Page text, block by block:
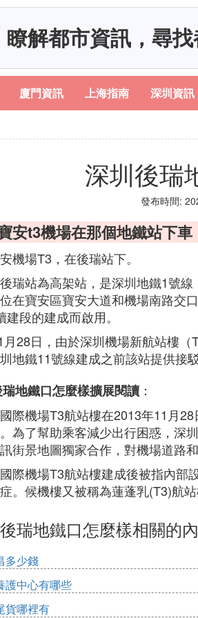
瞭解都市資訊，尋
廈門資訊 上海指南 深圳資訊
深圳後瑞
發布時間:
安t3機場在那個地鐵站下車
機場T3，在後瑞站下。
瑞站為高架站，是深圳地鐵1號
在寶安區寶安大道和機場南路交
段的建成而啟用。
28日，由於深圳機場新航站樓
地鐵11號線建成之前該站提供接
地鐵口怎麼樣擴展閱讀 ：
際機場T3航站樓在2013年11月
為了幫助乘客減少出行困惑，深
街景地圖獨家合作，對機場道路
際機場T3航站樓建成後被指內部
。候機樓又被稱為蓮蓬乳(T3)航站
瑞地鐵口怎麼樣相關的
多少錢
護中心有哪些
貨哪裡有